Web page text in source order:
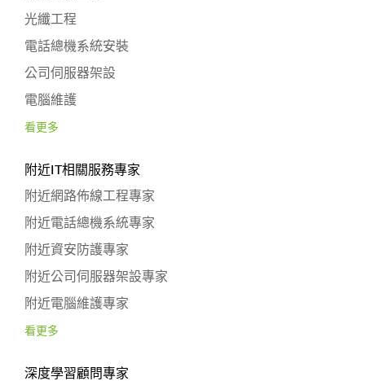
光纖工程
電話總機系統安裝
公司伺服器架設
電腦維護
看更多
附近IT相關服務專家
附近網路佈線工程專家
附近電話總機系統專家
附近資安防護專家
附近公司伺服器架設專家
附近電腦維護專家
看更多
深度學習顧問專家